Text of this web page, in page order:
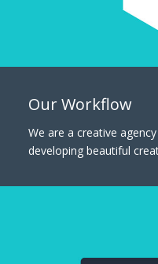
Our Workflow
We are a creative
developing beautiful